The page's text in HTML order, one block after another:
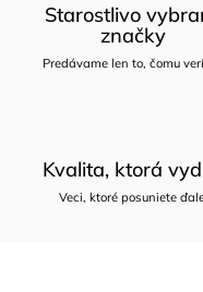
Starostlivo
značky
Predávame len to, čomu
Kvalita, ktorá
Veci, ktoré posuniete